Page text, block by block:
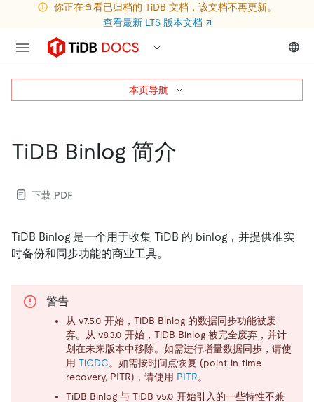
你正在查看已归档的 TiDB 文档，该文档不再更新。
查看最新 LTS 版本文档 ↗
TiDB Binlog 简介
下载 PDF
TiDB Binlog 是一个用于收集 TiDB 的 binlog，并提供准实
时备份和同步功能的商业工具。
警告
从 v7.5.0 开始，TiDB Binlog 的数据同步功能被废
弃。从 v8.3.0 开始，TiDB Binlog 被完全废弃，并计
划在未来版本中移除。如需进行增量数据同步，请使
用 TiCDC。如需按时间点恢复 (point-in-time
recovery, PITR)，请使用 PITR。
TiDB Binlog 与 TiDB v5.0 开始引入的一些特性不兼
本页导航